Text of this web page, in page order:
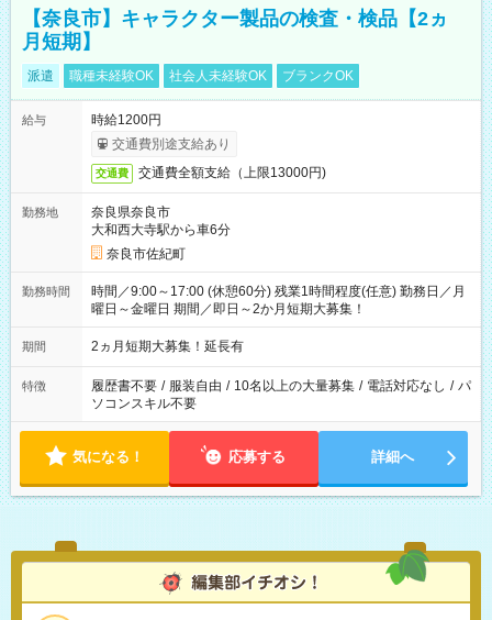
【奈良市】キャラクター製品の検査・検品【2ヵ
月短期】
派遣 職種未経験OK 社会人未経験OK ブランクOK
給与
時給1200円
交通費別途支給あり
交通費 交通費全額支給（上限13000円)
勤務地
奈良県奈良市
大和西大寺駅から車6分
奈良市佐紀町
勤務時間
時間／9:00～17:00 (休憩60分) 残業1時間程度(任意) 勤務日／月
曜日～金曜日 期間／即日～2か月短期大募集！
期間 2ヵ月短期大募集！延長有
特徴 履歴書不要 / 服装自由 / 10名以上の大量募集 / 電話対応なし / パ
ソコンスキル不要
気になる！ 応募する 詳細へ